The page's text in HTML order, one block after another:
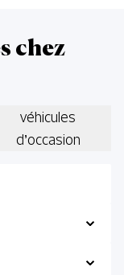
08:00 - 12:00
07:30 - 12:00
chez
véhicules
d’occasion